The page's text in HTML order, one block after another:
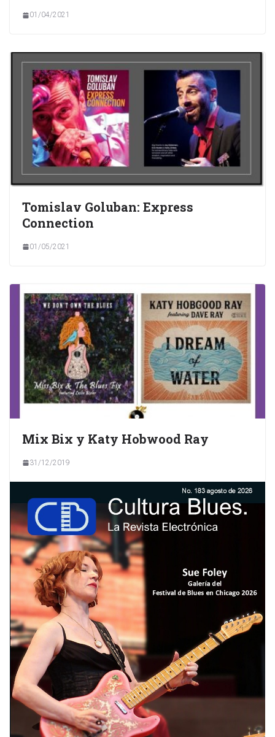
01/04/2021
Tomislav Goluban: Express
Connection
01/05/2021
Mix Bix y Katy Hobwood Ray
31/12/2019